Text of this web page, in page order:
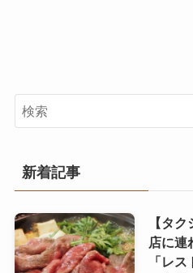
新着記事
【タ
店に連
「レ